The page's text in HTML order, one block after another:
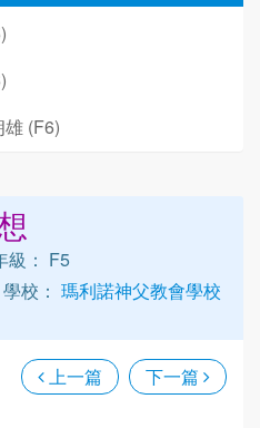
(F6)
級： F5
學校： 瑪利諾神父教會學校
上一篇 下一篇